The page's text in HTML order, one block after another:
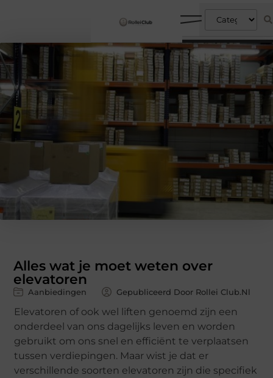
Alles wat je moet weten over
elevatoren
Aanbiedingen Gepubliceerd Door Rollei Club.nl
Elevatoren of ook wel liften genoemd zijn een
onderdeel van ons dagelijks leven en worden
gebruikt om ons snel en efficiënt te verplaatsen
tussen verdiepingen. Maar wist je dat er
verschillende soorten elevatoren zijn die specifiek